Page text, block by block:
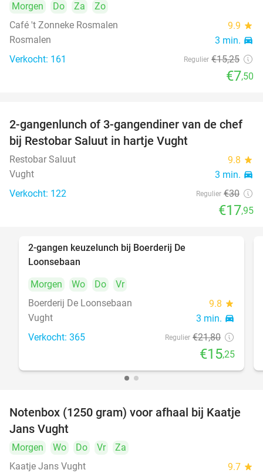
Morgen Do Za
Zo
Café 't Zonneke Rosmalen
9.9 star
Rosmalen 3 min. directions_car
Verkocht: 161 Regulier €15,25
€7,50
40%
2-gangenlunch of 3-gangendiner van de chef
bij Restobar Saluut in hartje Vught
Restobar Saluut 9.8 star
Vught 3 min. directions_car
Verkocht: 122 Regulier €30
€17,95
2-gangen keuzelunch bij Boerderij De
Loonsebaan
Morgen
Wo Do
Vr
Boerderij De Loonsebaan
9.8 star
Vught 3 min. directions_car
Verkocht: 365 Regulier €21,80
€15,25
42%
Notenbox (1250 gram) voor afhaal bij Kaatje
Jans Vught
Morgen Wo Do Vr
Za
Kaatje Jans Vught
9.7 star